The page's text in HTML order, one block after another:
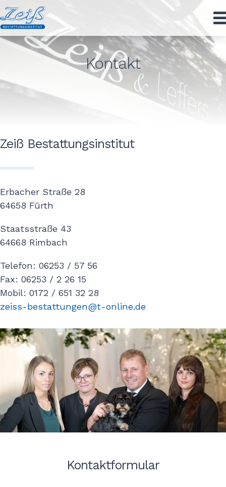
Zum
Inhalt
springen
Kontakt
Zeiß Bestattungsinstitut
Erbacher Straße 28
64658 Fürth
Staatsstraße 43
64668 Rimbach
Telefon: 06253 / 57 56
Fax: 06253 / 2 26 15
Mobil: 0172 / 651 32 28
zeiss-bestattungen@t-online.de
Kontaktformular